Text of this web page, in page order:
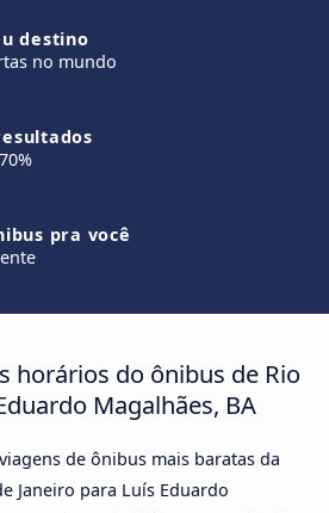
destino
no mundo
pra você
horários do ônibus de Rio
Magalhães, BA
de ônibus mais baratas da
Janeiro para Luís Eduardo